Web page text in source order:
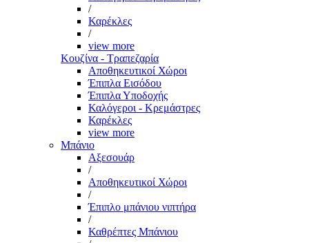
/
Καρέκλες
/
view more
Κουζίνα - Τραπεζαρία
Αποθηκευτικοί Χώροι
Έπιπλα Εισόδου
Έπιπλα Υποδοχής
Καλόγεροι - Κρεμάστρες
Καρέκλες
view more
Μπάνιο
Αξεσουάρ
/
Αποθηκευτικοί Χώροι
/
Έπιπλο μπάνιου νιπτήρα
/
Καθρέπτες Μπάνιου